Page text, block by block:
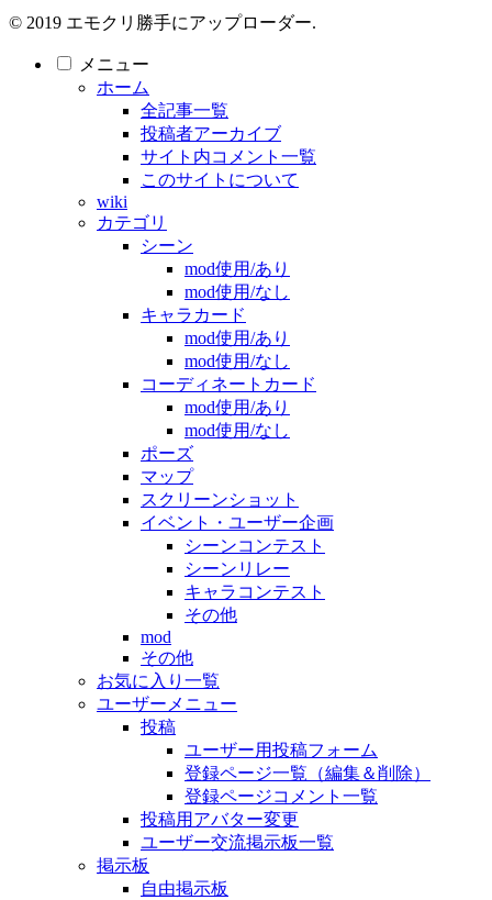
© 2019 エモクリ勝手にアップローダー.
メニュー
ホーム
全記事一覧
投稿者アーカイブ
サイト内コメント一覧
このサイトについて
wiki
カテゴリ
シーン
mod使用/あり
mod使用/なし
キャラカード
mod使用/あり
mod使用/なし
コーディネートカード
mod使用/あり
mod使用/なし
ポーズ
マップ
スクリーンショット
イベント・ユーザー企画
シーンコンテスト
シーンリレー
キャラコンテスト
その他
mod
その他
お気に入り一覧
ユーザーメニュー
投稿
ユーザー用投稿フォーム
登録ページ一覧（編集＆削除）
登録ページコメント一覧
投稿用アバター変更
ユーザー交流掲示板一覧
掲示板
自由掲示板